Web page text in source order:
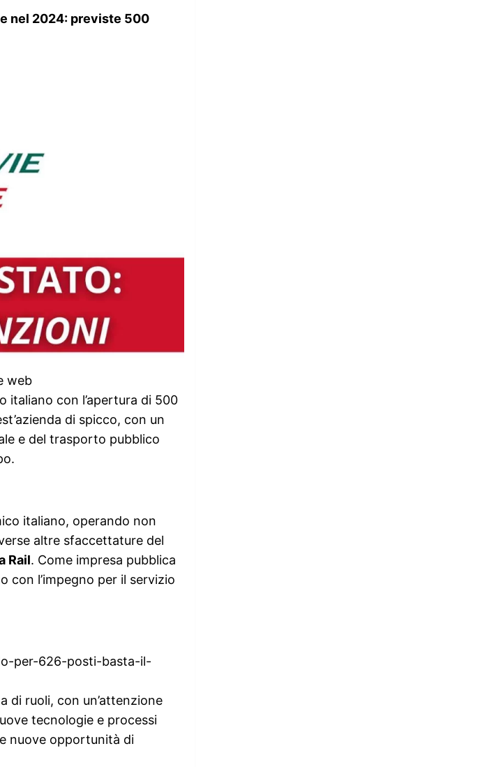
nel 2024: previste 500
web
italiano con l’apertura di 500
di spicco, con un
e del trasporto pubblico
italiano, operando non
altre sfaccettature del
Rail. Come impresa pubblica
con l’impegno per il servizio
per-626-posti-basta-il-
di ruoli, con un’attenzione
tecnologie e processi
nuove opportunità di